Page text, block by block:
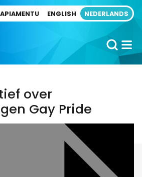
ENGLISH NEDERLANDS
over
Gay Pride